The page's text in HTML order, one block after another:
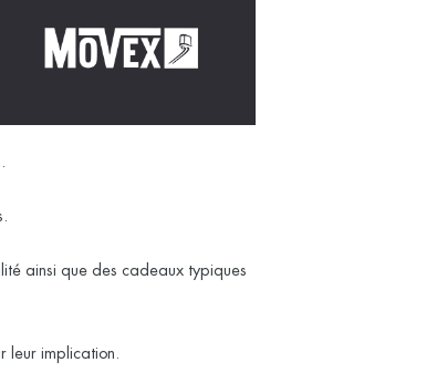
ainsi que des cadeaux typiques
leur implication.